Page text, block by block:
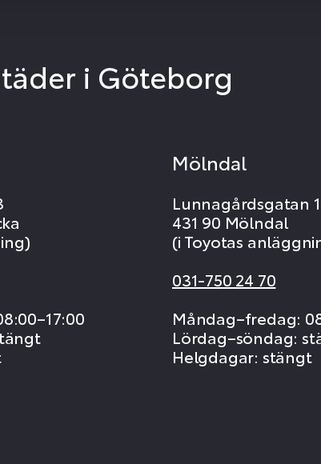
i Göteborg
Mölndal
Lunnagårdsgatan
431 90 Mölndal
(i Toyotas
031-750 24 70
Måndag–fredag:
Lördag–söndag:
Helgdagar: stängt